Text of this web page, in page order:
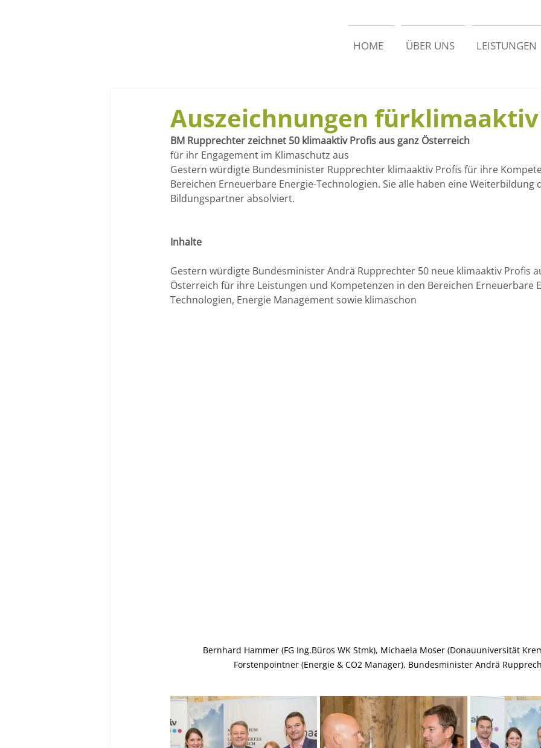
HOME ÜBER UNS LEISTUNGEN
Auszeichnungen
BM Rupprechter zeichnet 50 klimaaktiv Profis aus ganz Österreich
für ihr Engagement im Klimaschutz aus
Gestern würdigte Bundesminister Rupprechter klimaaktiv Profis für ihre
Bereichen Erneuerbare Energie-Technologien. Sie alle haben eine Weiterbildung
Bildungspartner absolviert.
Inhalte
Gestern würdigte Bundesminister Andrä Rupprechter 50 neue klimaaktiv Profis
Österreich für ihre Leistungen und Kompetenzen in den Bereichen Erneuerbare
Technologien, Energie Management sowie klimaschon
Bernhard Hammer (FG Ing.Büros WK Stmk), Michaela Moser (Donauuniversität
Forstenpointner (Energie & CO2 Manager), Bundesminister Andrä